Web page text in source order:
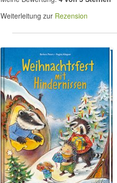
Weiterleitung zur Rezension